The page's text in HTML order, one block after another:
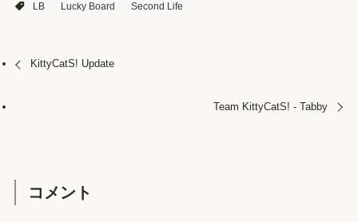
LB
Lucky Board Second Life
KittyCatS! Update
Team KittyCatS! - Tabby
コメント